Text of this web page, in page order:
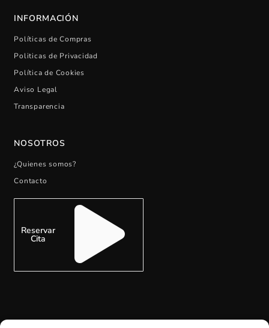
INFORMACIÓN
Políticas de Compras
Politicas de Privacidad
Política de Cookies
Aviso Legal
Transparencia
NOSOTROS
¿Quienes somos?
Contacto
Reservar
Cita